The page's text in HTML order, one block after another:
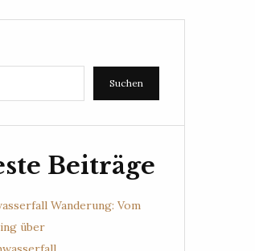
Suchen
Beiträge
Wanderung: Vom
über